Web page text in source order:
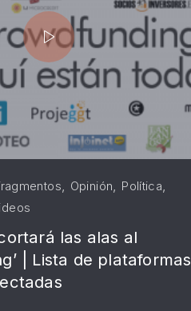
Opinión Política
las alas al
| Lista de plataformas